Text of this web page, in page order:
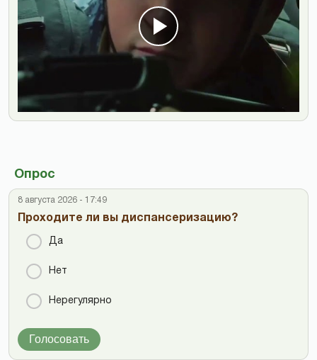
Опрос
8 августа 2026 - 17:49
Проходите ли вы диспансеризацию?
Да
Нет
Нерегулярно
Голосовать